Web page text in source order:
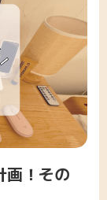
画！その